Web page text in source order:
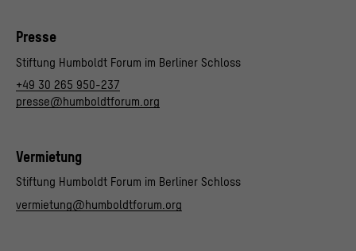
Presse
Stiftung Humboldt Forum im Berliner Schloss
+49 30 265 950-237
presse@humboldtforum.org
Vermietung
Stiftung Humboldt Forum im Berliner Schloss
vermietung@humboldtforum.org